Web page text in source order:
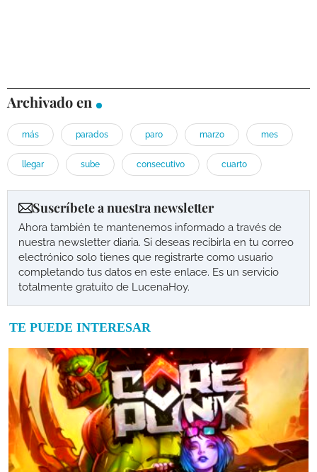
Archivado en
más parados paro marzo mes
llegar sube consecutivo cuarto
Suscríbete a nuestra newsletter
Ahora también te mantenemos informado a través de
nuestra newsletter diaria. Si deseas recibirla en tu correo
electrónico solo tienes que registrarte como usuario
completando tus datos en este enlace. Es un servicio
totalmente gratuito de LucenaHoy.
TE PUEDE INTERESAR